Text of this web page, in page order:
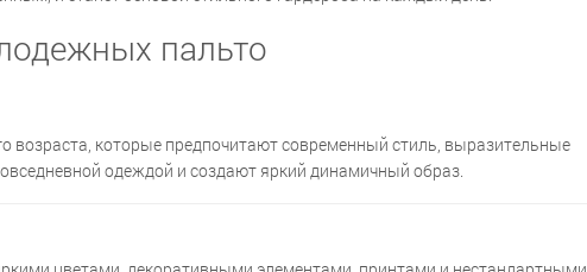
пальто
которые предпочитают современный стиль, выразительные
одеждой и создают яркий динамичный образ.